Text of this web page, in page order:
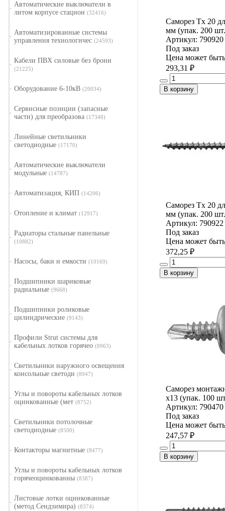
Автоматические выключатели в
литом корпусе стацион (32416)
Автоматизированные системы
управления технологичес (24593)
Кабели ПВХ силовые без брони
(21225)
Оборудование 6-10кВ (20034)
Сервисные позиции (запасные
части) для преобразова (17348)
Линейные светильники
светодиодные (17170)
Автоматические выключатели
модульные (14787)
Автоматизация, КИП (14206)
Отопление и климат (12917)
Радиаторы стальные панельные
(10882)
Насосы, баки и емкости (10169)
Подшипники шариковые
радиальные (9668)
Подшипники роликовые
цилиндрические (9143)
Профили Strut системы для
кабельных лотков горячео (8963)
Светильники наружного освещения
консольные светоди (8947)
Углы и повороты кабельных лотков
оцинкованные (мет (8752)
Светильники потолочные
светодиодные (8500)
Контакторы магнитные (8477)
Углы и повороты кабельных лотков
горячеоцинкованны (8387)
Листовые лотки оцинкованные
(метод Сендзимира) (8374)
Саморез Tx 20
мм (упак. 200
Артикул: 790920
Под заказ
Цена может
293,31 ₽
В корзину
Саморез Tx 20
мм (упак. 200
Артикул: 790922
Под заказ
Цена может
372,25 ₽
В корзину
Саморез
х13 (упак. 100
Артикул: 790470
Под заказ
Цена может
247,57 ₽
В корзину